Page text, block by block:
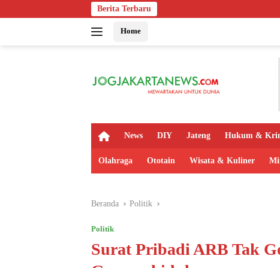
ke
Berita Terbaru Bapas
Home
H
m
News DIY Jateng Hukum &
Olahraga Ototain Wisata & Kuliner
Beranda Politik
Politik
Surat Pribadi ARB Tak